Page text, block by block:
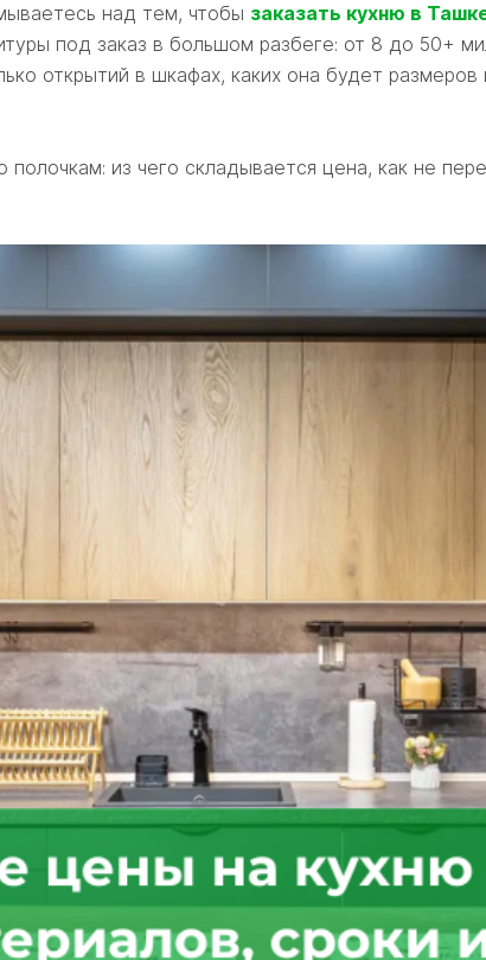
над тем, чтобы заказать кухню в
под заказ в большом разбеге: от 8 до 50+
открытий в шкафах, каких она будет размеров
из чего складывается цена, как не